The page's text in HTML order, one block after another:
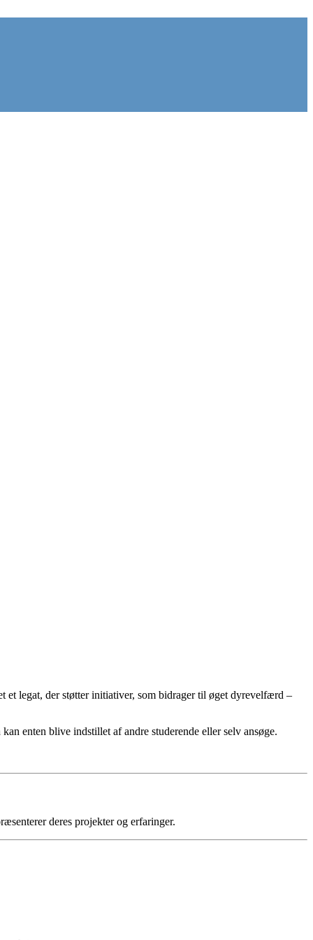
legat, der støtter initiativer, som bidrager til øget dyrevelfærd –
enten blive indstillet af andre studerende eller selv ansøge.
deres projekter og erfaringer.